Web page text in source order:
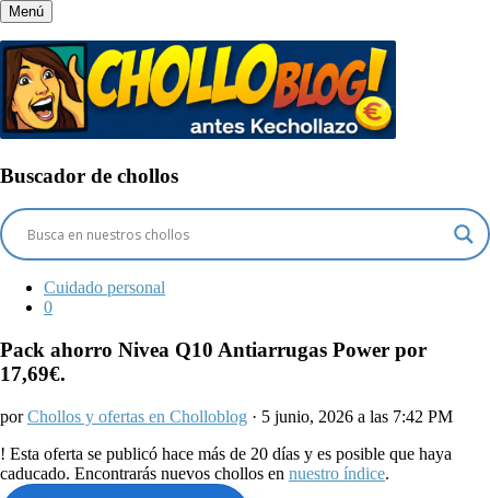
Menú
Buscador de chollos
Cuidado personal
0
Pack ahorro Nivea Q10 Antiarrugas Power por
17,69€.
porChollos y ofertas en Cholloblog · 5 junio, 2026 a las 7:42 PM
! Esta oferta se publicó hace más de 20 días y es posible que haya
caducado. Encontrarás nuevos chollos en nuestro índice.